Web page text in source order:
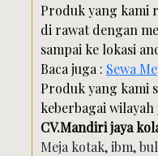
Produk yang kami
di rawat dengan
sampai ke lokasi
Baca juga : Sewa
Produk yang kami
keberbagai
CV.Mandiri jaya
Meja kotak, ibm,